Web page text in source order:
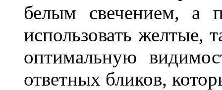
белым свечением, а
использовать желтые,
оптимальную
ответных бликов,